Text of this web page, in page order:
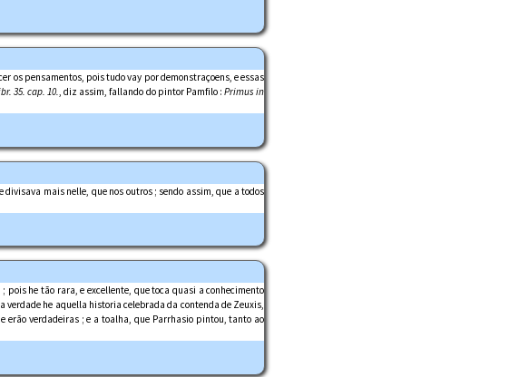
os pensamentos, pois tudo vay por demonstraçoens, e essas
35. cap. 10., diz assim, fallando do pintor Pamfilo :Primus in
mais nelle, que nos outros ; sendo assim, que a todos
he tão rara, e excellente, que toca quasi a conhecimento
he aquella historia celebrada da contenda de Zeuxis,
erão verdadeiras ; e a toalha, que Parrhasio pintou, tanto ao